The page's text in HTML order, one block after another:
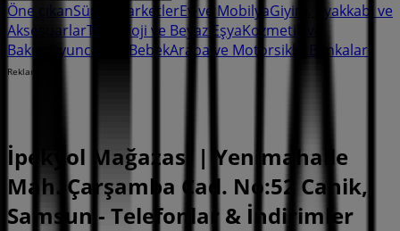
Öne çıkanSüpermarketlerEv ve MobilyaGiyim, Ayakkabı ve
AksesuarlarTeknoloji ve Beyaz EşyaKozmetik ve
Bakım
Oyuncak ve BebekAraba ve Motorsiklet Bankalar
Reklam
İpekyol Mağazası | Yenimahalle
Mah. Çarşamba Cad. No:52 Canik,,
Samsun - Telefonlar & İndirimler